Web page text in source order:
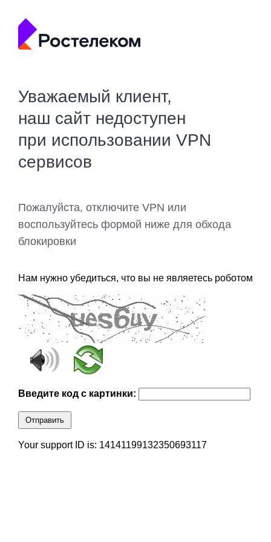
Уважаемый клиент,
наш сайт недоступен
при использовании VPN
сервисов
Пожалуйста, отключите VPN или
воспользуйтесь формой ниже для обхода
блокировки
Нам нужно убедиться, что вы не являетесь роботом
Введите код с картинки:
Отправить
Your support ID is: 14141199132350693117